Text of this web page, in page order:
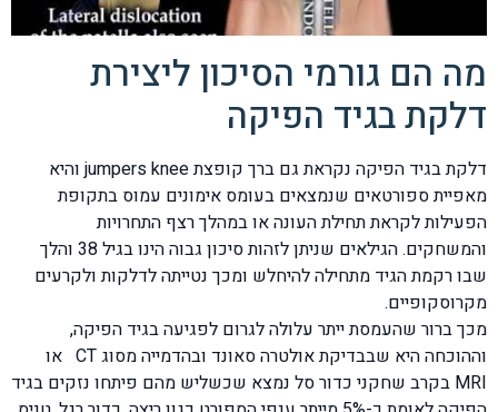
מה הם גורמי הסיכון ליצירת
דלקת בגיד הפיקה
דלקת בגיד הפיקה נקראת גם ברך קופצת jumpers knee והיא
מאפיית ספורטאים שנמצאים בעומס אימונים עמוס בתקופת
הפעילות לקראת תחילת העונה או במהלך רצף התחרויות
והמשחקים. הגילאים שניתן לזהות סיכון גבוה הינו בגיל 38 והלך
שבו רקמת הגיד מתחילה להיחלש ומכך נטייתה לדלקות ולקרעים
מקרוסקופיים.
מכך ברור שהעמסת ייתר עלולה לגרום לפגיעה בגיד הפיקה,
וההוכחה היא שבבדיקת אולטרה סאונד ובהדמייה מסוג CT או
MRI בקרב שחקני כדור סל נמצא שכשליש מהם פיתחו נזקים בגיד